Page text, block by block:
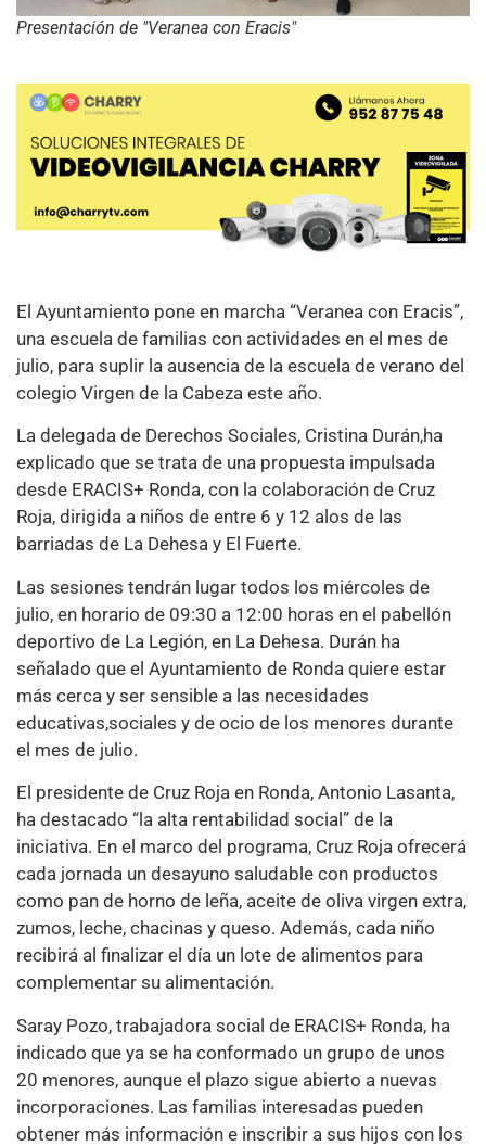
Presentación de "Veranea con Eracis"
El Ayuntamiento pone en marcha “Veranea con Eracis”,
una escuela de familias con actividades en el mes de
julio, para suplir la ausencia de la escuela de verano del
colegio Virgen de la Cabeza este año.
La delegada de Derechos Sociales, Cristina Durán,ha
explicado que se trata de una propuesta impulsada
desde ERACIS+ Ronda, con la colaboración de Cruz
Roja, dirigida a niños de entre 6 y 12 alos de las
barriadas de La Dehesa y El Fuerte.
Las sesiones tendrán lugar todos los miércoles de
julio, en horario de 09:30 a 12:00 horas en el pabellón
deportivo de La Legión, en La Dehesa. Durán ha
señalado que el Ayuntamiento de Ronda quiere estar
más cerca y ser sensible a las necesidades
educativas,sociales y de ocio de los menores durante
el mes de julio.
El presidente de Cruz Roja en Ronda, Antonio Lasanta,
ha destacado “la alta rentabilidad social” de la
iniciativa. En el marco del programa, Cruz Roja ofrecerá
cada jornada un desayuno saludable con productos
como pan de horno de leña, aceite de oliva virgen extra,
zumos, leche, chacinas y queso. Además, cada niño
recibirá al finalizar el día un lote de alimentos para
complementar su alimentación.
Saray Pozo, trabajadora social de ERACIS+ Ronda, ha
indicado que ya se ha conformado un grupo de unos
20 menores, aunque el plazo sigue abierto a nuevas
incorporaciones. Las familias interesadas pueden
obtener más información e inscribir a sus hijos con los